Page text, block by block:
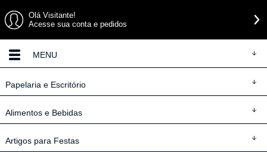
Olá Visitante!
Acesse sua conta e pedidos
MENU
Papelaria e Escritório
Alimentos e Bebidas
Artigos para Festas